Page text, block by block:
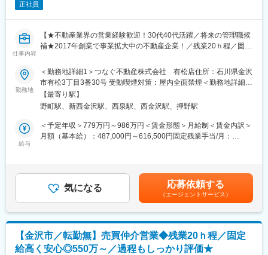
手掛けています。IoTや5Gなど、時代とともに複雑化している通
信分野において高い技術力で市場のニーズに応えている同社は、
今後もさらなる拡大が見込まれています。
＜充実した福利厚生＞年間120日以上の休日休暇や各種手当など
の基本的な福利厚生だけでなく、ノー残業デー、産休・育休制度
のユニークな機会を設けています。
＜透明性の高い評価・報酬制度＞同社は社員一人ひとりの自律
的・自発的な成長を促すことを目的とした育成型人事制度を採用
しています。多角的な視点での評価により目標管理制度（MBO）
を通じて成長できる社員のキャリア支援を確立しています。
正社員
仕事内容
【★不動産業界の営業経験歓迎！30代40代活躍／将来の管理職候
補★2017年創業で事業拡大中の不動産企業！／残業20ｈ程／固定
9.7億円】
金沢市を中心に不動産売買・買取再販・リフォームなど住まいに
関わる幅広いサービスを提供する当社にて、売買仲介営業をお任
せします！
■採用背景：
■仕事内容
◆物件のご案内：「複数の物件を見て検討したい」という不動産
◆金融機関の紹介や資金計画のご提案：住宅ローンの相談、金融
機関の紹介などを行ない、ご購入に向けたサポート
◆査定や売却のご提案：「不動産を売却したい」というお客様に
勤務地
＜勤務地詳細1＞つなぐ不動産株式会社 有松店住所：石川県金沢
市有松3丁目3番30号 受動喫煙対策：屋内全面禁煙＜勤務地詳細2
＞つなぐ不動産株式会社 本店住所：石川県金沢市入江２丁目
169番地 受動喫煙対策：屋内全面禁煙
【最寄り駅】
野町駅、新西金沢駅、西泉駅、西金沢駅、押野駅
給与
＜予定年収＞779万円～986万円＜賃金形態＞月給制＜賃金内訳＞
月額（基本給）：487,000円～616,500円固定残業手当/月：
■（別途）ガソリン手当：15,000円■固定残業時間を超えた場合
は、超過分の割り増し分が支払われます。■賞与：年2回（7月・
12月）■昇給：年2回（1月・7月）■役職手当：あり■資格手当：あ
り賃金はあくまでも目安の金額であり、選考を通じて上下する可
能性があります。月給(月額)は固定手当を含めた表記です。
気になる 応募依頼する
（エージェントサービス）
【金沢市／転勤無】売買仲介営業◆残業20ｈ程／固定
給高く安心◎550万～／過程もしっかり評価★